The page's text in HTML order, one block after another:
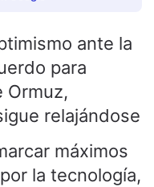
ante la
para
Ormuz,
relajándose
máximos
la tecnología,